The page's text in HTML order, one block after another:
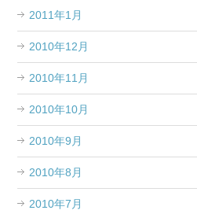
2011年1月
2010年12月
2010年11月
2010年10月
2010年9月
2010年8月
2010年7月